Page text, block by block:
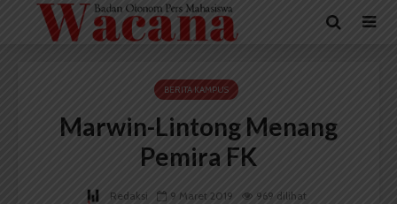
BERITA KAMPUS
Marwin-Lintong Menang
Pemira FK
Redaksi 9 Maret 2019
969 dilihat